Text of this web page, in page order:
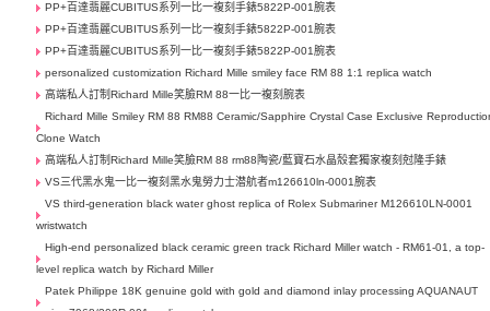
PP+百達翡麗CUBITUS系列一比一複刻手錶5822P-001腕表
PP+百達翡麗CUBITUS系列一比一複刻手錶5822P-001腕表
PP+百達翡麗CUBITUS系列一比一複刻手錶5822P-001腕表
personalized customization Richard Mille smiley face RM 88 1:1 replica watch
高端私人訂制Richard Mille笑臉RM 88一比一複刻腕表
Richard Mille Smiley RM 88 RM88 Ceramic/Sapphire Crystal Case Exclusive
Clone Watch
高端私人訂制Richard Mille笑臉RM 88 rm88陶瓷/藍寶石水晶殼套獨家複刻尅隆手錶
VS三代黑水鬼一比一複刻黑水鬼勞力士潜航者m126610ln-0001腕表
VS third-generation black water ghost replica of Rolex Submariner M126610LN-0001
wristwatch
High-end personalized black ceramic green track Richard Miller watch - RM61-01, a top-
level replica watch by Richard Miller
Patek Philippe 18K genuine gold with gold and diamond inlay processing AQUANAUT